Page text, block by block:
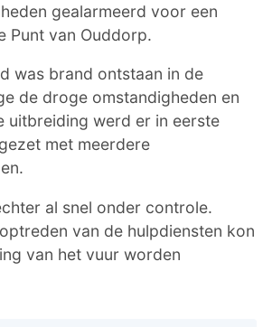
gealarmeerd voor een
Punt van Ouddorp.
was brand ontstaan in de
de droge omstandigheden en
uitbreiding werd er in eerste
met meerdere
al snel onder controle.
van de hulpdiensten kon
van het vuur worden